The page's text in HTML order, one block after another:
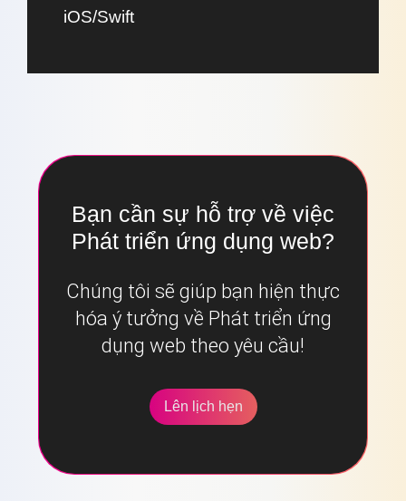
iOS/Swift
Bạn cần sự hỗ trợ về việc
Phát triển ứng dụng web?
Chúng tôi sẽ giúp bạn hiện thực
hóa ý tưởng về Phát triển ứng
dụng web theo yêu cầu!
Lên lịch hẹn